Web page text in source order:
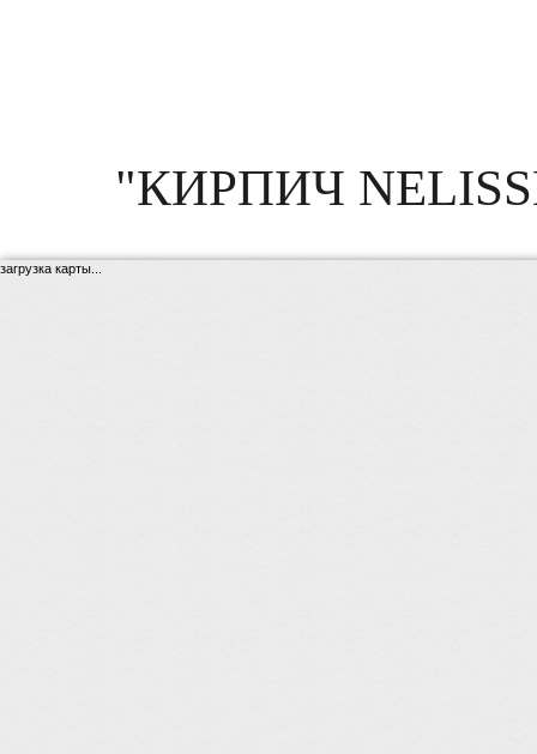
"КИРПИЧ
загрузка карты...